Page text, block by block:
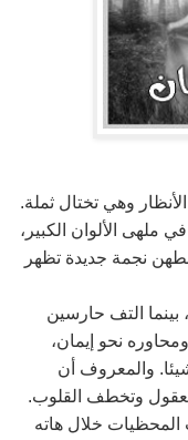
وهي تختال ثملة.
الألوان الكبير،
نجمة جديدة تظهر
بينما التف حارسين
نحو إيمان،
والمعروف أن
وتخطف القلوب.
خلال هاته